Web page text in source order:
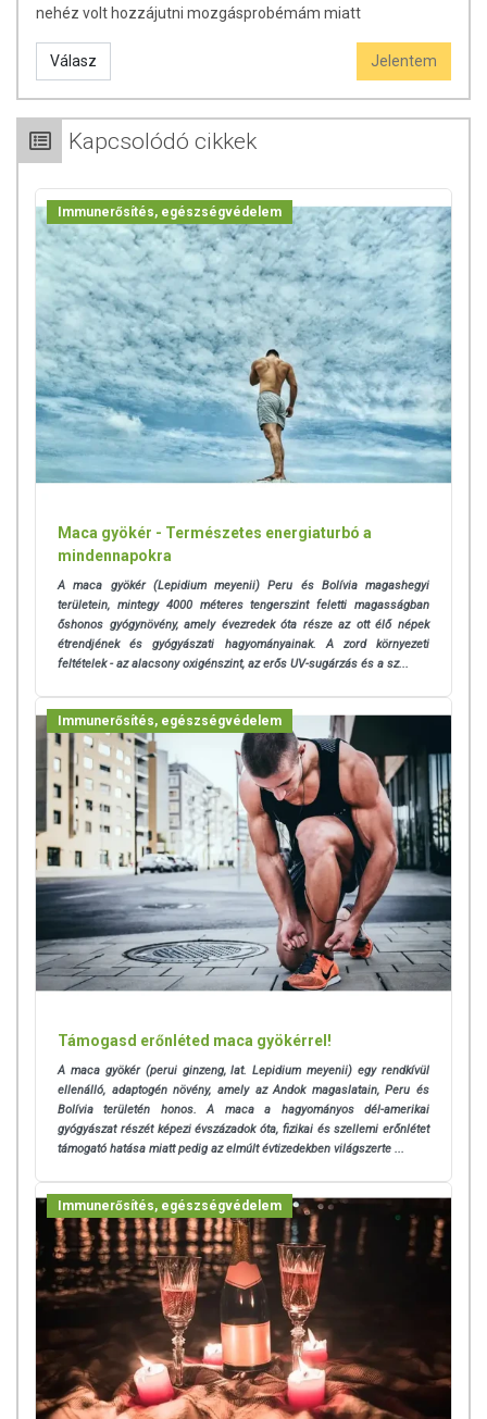
nehéz volt hozzájutni mozgásprobémám miatt
Válasz Jelentem
Kapcsolódó cikkek
Immunerősítés, egészségvédelem
Maca gyökér - Természetes energiaturbó a
mindennapokra
A maca gyökér (Lepidium meyenii) Peru és Bolívia magashegyi
területein, mintegy 4000 méteres tengerszint feletti magasságban
őshonos gyógynövény, amely évezredek óta része az ott élő népek
étrendjének és gyógyászati hagyományainak. A zord környezeti
feltételek - az alacsony oxigénszint, az erős UV-sugárzás és a sz...
Immunerősítés, egészségvédelem
Támogasd erőnléted maca gyökérrel!
A maca gyökér (perui ginzeng, lat. Lepidium meyenii) egy rendkívül
ellenálló, adaptogén növény, amely az Andok magaslatain, Peru és
Bolívia területén honos. A maca a hagyományos dél-amerikai
gyógyászat részét képezi évszázadok óta, fizikai és szellemi erőnlétet
támogató hatása miatt pedig az elmúlt évtizedekben világszerte ...
Immunerősítés, egészségvédelem